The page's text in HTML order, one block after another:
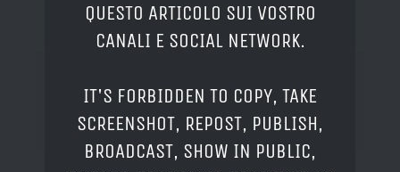
QUESTO ARTICOLO SUI VOSTRO
CANALI E SOCIAL NETWORK.
IT'S FORBIDDEN TO COPY, TAKE
SCREENSHOT, REPOST, PUBLISH,
BROADCAST, SHOW IN PUBLIC,